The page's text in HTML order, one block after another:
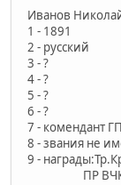
Иванов
1 - 1891
2 - русский
3 - ?
4 - ?
5 - ?
6 - ?
7 - комендант
8 - звания не
9 -
ПР ВЧК-